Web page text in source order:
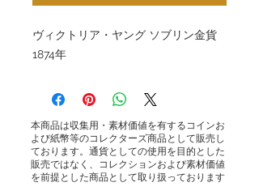
ヴィクトリア・ヤング ソブリン金貨
1874年
本商品は収集用・素材価値を有するコインお
よび紙幣等のコレクターズ商品として販売し
ております。通貨としての使用を目的とした
販売ではなく、コレクションおよび素材価値
を前提とした商品として取り扱っております